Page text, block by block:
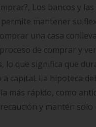
Los bancos y
mantener su
una casa
de comprar y
lo que significa que
capital. La hipoteca
más rápido, como
y mantén